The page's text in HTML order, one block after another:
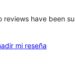
reviews have been
mi reseña